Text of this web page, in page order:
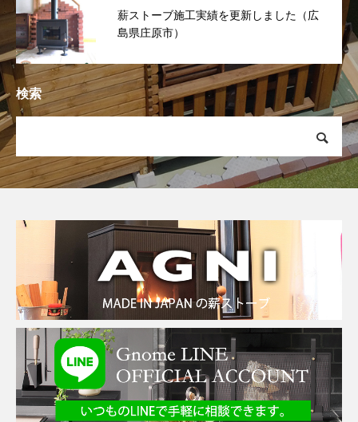
薪ストーブ施工実績を更新しました（広
島県庄原市）
検索